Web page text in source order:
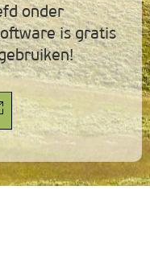
onder
is gratis